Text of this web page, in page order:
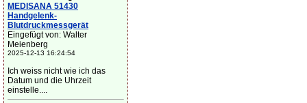
MEDISANA 51430
Handgelenk-
Blutdruckmessgerät
Eingefügt von: Walter
Meienberg
2025-12-13 16:24:54
Ich weiss nicht wie ich das
Datum und die Uhrzeit
einstelle....